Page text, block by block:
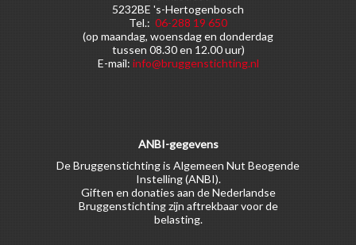
5232BE 's-Hertogenbosch
Tel.: 06-288 19 650
(op maandag, woensdag en donderdag
tussen 08.30 en 12.00 uur)
E-mail: info@bruggenstichting.nl
ANBI-gegevens
De Bruggenstichting is Algemeen Nut Beogende
Instelling (ANBI).
Giften en donaties aan de Nederlandse
Bruggenstichting zijn aftrekbaar voor de
belasting.